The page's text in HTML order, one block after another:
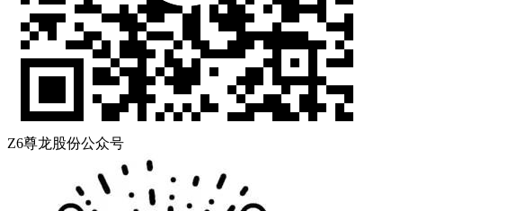
Z6尊龙股份公众号